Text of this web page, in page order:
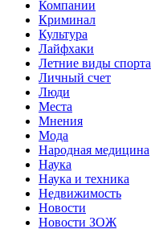
Компании
Криминал
Культура
Лайфхаки
Летние виды спорта
Личный счет
Люди
Места
Мнения
Мода
Народная медицина
Наука
Наука и техника
Недвижимость
Новости
Новости ЗОЖ